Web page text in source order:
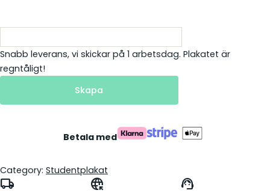
Snabb leverans, vi skickar på 1 arbetsdag. Plakatet är
regntåligt!
Skapa
Betala med
Category: Studentplakat
local_shipping captive_portal support_agent